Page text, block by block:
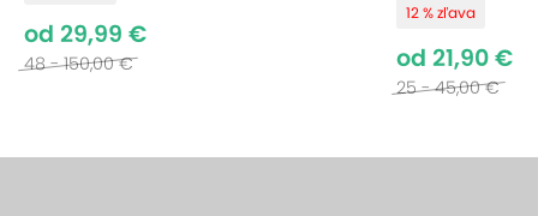
od 29,99 €
48 - 150,00 €
12 % zľava
od 21,90 €
25 - 45,00 €